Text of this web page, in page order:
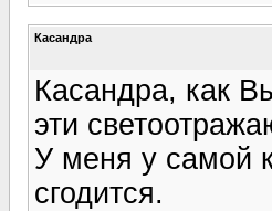
Касандра
Касандра, как
эти
У меня у самой
сгодится.